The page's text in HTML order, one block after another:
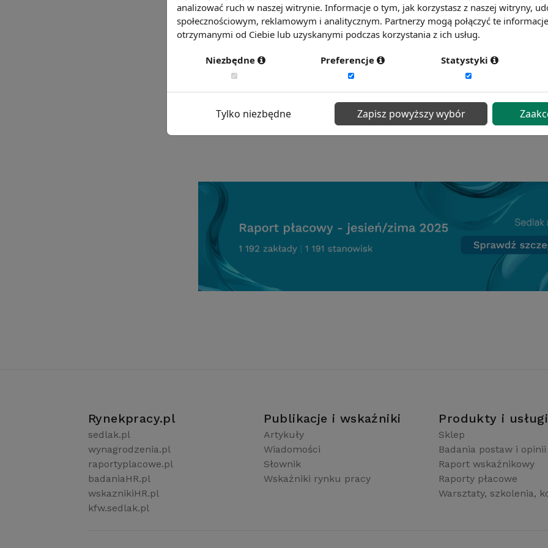
potrzebę diagnozy tego zjawiska. Cykliczne badania satysfakcji z
więc standardem w coraz większej liczbie firm. Pozwalają one
dzięki temu lepiej ukierunkowywać działania zmierzające do
efektywności pracy oraz atrakcyjności zatrudnienia. Aby
badanie satysfakcji z pracy w firmie zapraszamy na platformę
Chcesz wiedzieć więcej? Zobacz więcej haseł
Rynekpracy.pl
sedlak.pl
wynagrodzenia.pl
raportyplacowe.pl
badaniaHR.pl
wskaznikiHR.pl
kfw.sedlak.pl
Publikacje i wskaźniki
Artykuły
Wiadomości
Słownik
Wskaźniki rynku pracy
Produkty i usługi
Sklep
Badania postaw i opinii
Raport wskaźnikowy
Raporty płacowe
Warsztaty, szkolenia,
analizować ruch w naszej witrynie. Informacje o tym, jak korzystasz z naszej witryny,
społecznościowym, reklamowym i analitycznym. Partnerzy mogą połączyć te
otrzymanymi od Ciebie lub uzyskanymi podczas korzystania z ich usług.
Niezbędne Preferencje Statystyki
Tylko niezbędne Zapisz powyższy wybór